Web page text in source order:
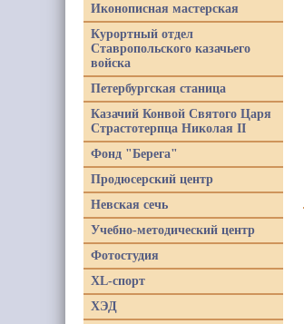
Иконописная мастерская
Курортный отдел
Ставропольского казачьего
войска
Петербургская станица
Казачий Конвой Святого Царя
Страстотерпца Николая II
Фонд "Берега"
Продюсерский центр
Невская сечь
Учебно-методический центр
Фотостудия
XL-спорт
ХЭД